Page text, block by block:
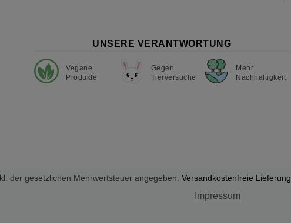
UNSERE VERANTWORTUNG
Vegane
Produkte
Gegen
Tierversuche
Mehr
Nachhaltigkeit
der gesetzlichen Mehrwertsteuer angegeben. Versandkostenfreie Lieferung
Impressum